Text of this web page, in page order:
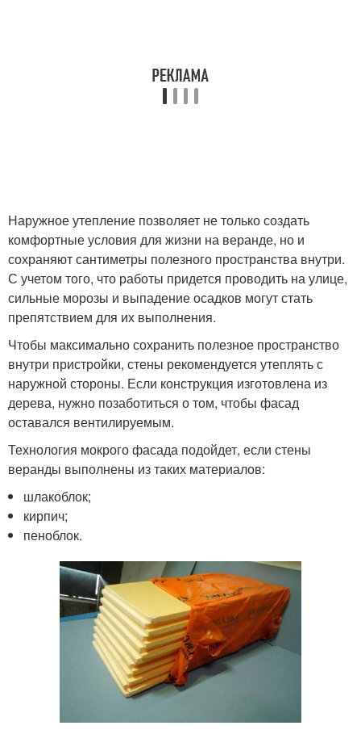
Наружное утепление позволяет не только создать
комфортные условия для жизни на веранде, но и
сохраняют сантиметры полезного пространства внутри.
С учетом того, что работы придется проводить на улице,
сильные морозы и выпадение осадков могут стать
препятствием для их выполнения.
Чтобы максимально сохранить полезное пространство
внутри пристройки, стены рекомендуется утеплять с
наружной стороны. Если конструкция изготовлена из
дерева, нужно позаботиться о том, чтобы фасад
оставался вентилируемым.
Технология мокрого фасада подойдет, если стены
веранды выполнены из таких материалов:
шлакоблок;
кирпич;
пеноблок.